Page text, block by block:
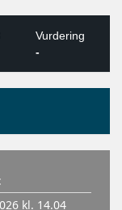
Vurdering
-